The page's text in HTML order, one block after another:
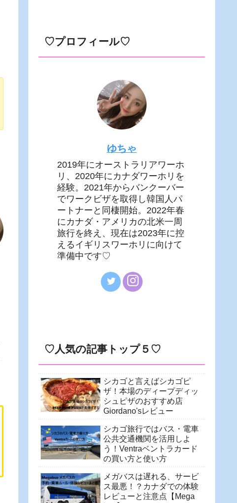
♡プロフィール♡
ゆちゃ
2019年にオーストラリアワーホ
リ、2020年にカナダワーホリを
経験。2021年からバンクーバー
でワークビザを取得し韓国人パ
ートナーと同棲開始。2022年春
にカナダ・アメリカの北米一周
旅行を終え、現在は2023年に控
えるイギリスワーホリに向けて
準備中です♡
♡人気の記事トップ５♡
シカゴと言えばシカゴピ
ザ！本場のディープディッ
シュピザのおすすめ店
Giordano'sレビュー
シカゴ旅行ではバス・電車
公共交通機関を活用しよ
う！Ventraベントラカード
の買い方と使い方
メガバスは遅れる、サービ
ス最悪！？カナダでの体験
レビューと注意点【Mega